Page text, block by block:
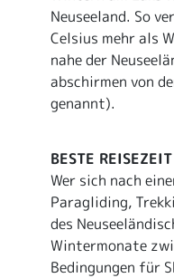
Neuseeland. So
Celsius mehr als
nahe der
abschirmen von
genannt).
BESTE
Wer sich nach
Paragliding,
des
Wintermonate
Bedingungen für